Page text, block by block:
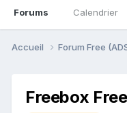
Forums Calendrier
Accueil Forum Free
Freebox